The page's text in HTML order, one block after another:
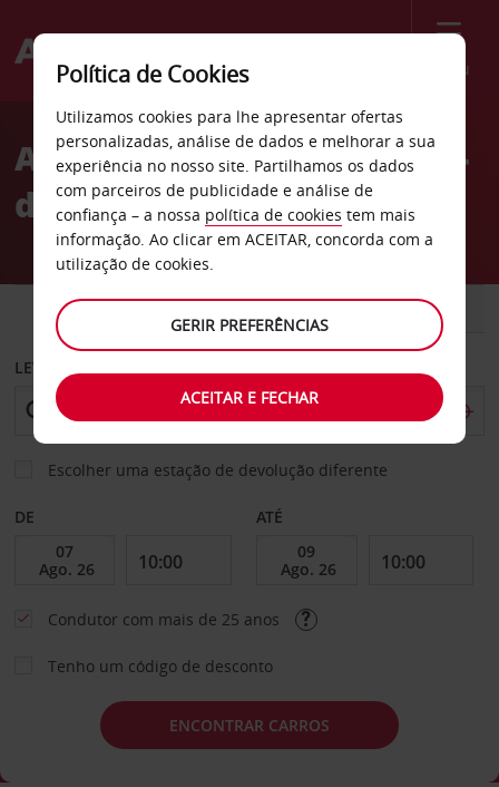
Menu
Welcome
AvisAluguer de carros St. Jean-
de-Maurienne
CARRO COMERCIAIS
LEVANTAR EM
Escolher uma estação de devolução diferente
DE ATÉ
Condutor com mais de 25 anos
Tenho um código de desconto
ENCONTRAR CARROS
Política de Cookies
Utilizamos cookies para lhe apresentar ofertas
personalizadas, análise de dados e melhorar a sua
experiência no nosso site. Partilhamos os dados
com parceiros de publicidade e análise de
confiança – a nossa política de cookies tem mais
informação. Ao clicar em ACEITAR, concorda com a
utilização de cookies.
GERIR PREFERÊNCIAS
ACEITAR E FECHAR